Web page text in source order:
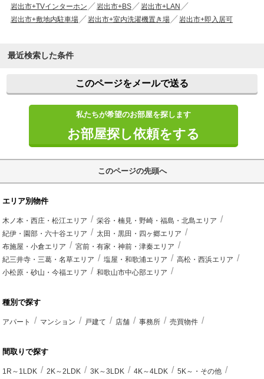
岩出市+TVインターホン
岩出市+BS
岩出市+LAN
岩出市+敷地内駐車場
岩出市+室内洗濯機置き場 岩出市+即入居可
最近検索した条件
このページをメールで送る
私たちが希望のお部屋を探します
お部屋探し依頼をする
このページの先頭へ
エリア別物件
木ノ本・西庄・松江エリア
栄谷・楠見・野崎・福島・北島エリア
紀伊・園部・六十谷エリア
太田・黒田・四ヶ郷エリア
布施屋・小倉エリア
宮前・有家・神前・津秦エリア
紀三井寺・三葛・名草エリア
塩屋・和歌浦エリア
高松・西浜エリア
小松原・砂山・今福エリア
和歌山市中心部エリア
種別で探す
アパート マンション 戸建て 店舗 事務所 売買物件
間取りで探す
1R～1LDK 2K～2LDK 3K～3LDK 4K～4LDK 5K～・その他